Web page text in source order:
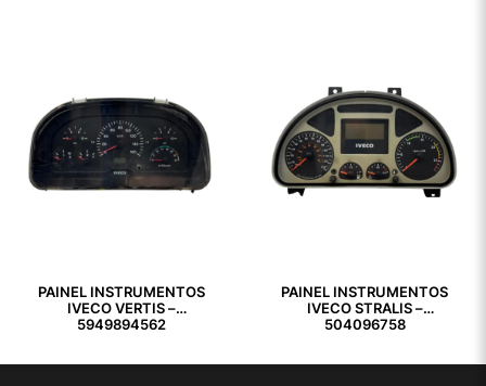
PAINEL INSTRUMENTOS
IVECO VERTIS –
5949894562
PAINEL INSTRUMENTOS
IVECO STRALIS –
504096758